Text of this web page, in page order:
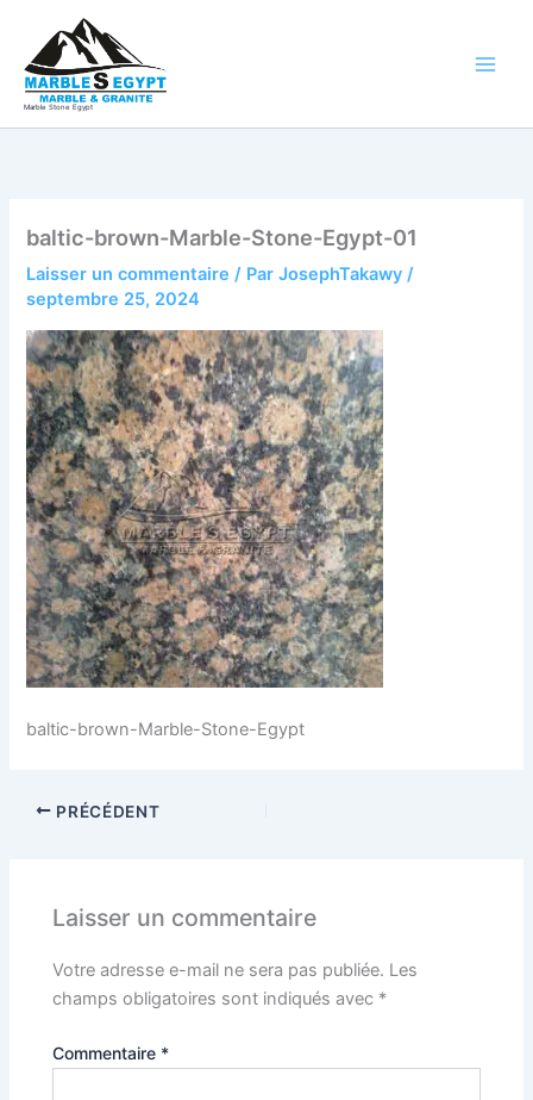
contenu
Marble Stone Egypt
baltic-brown-Marble-Stone-Egypt-01
Laisser un commentaire / ParJosephTakawy/
septembre 25, 2024
baltic-brown-Marble-Stone-Egypt
PRÉCÉDENT
Laisser un commentaire
Votre adresse e-mail ne sera pas publiée. Les
champs obligatoires sont indiqués avec *
Commentaire *